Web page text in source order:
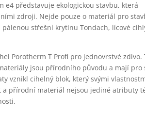
e4 představuje ekologickou stavbu, která
zdroji. Nejde pouze o materiál pro
střešní krytinu Tondach, lícové
Porotherm T Profi pro jednovrstvé zdivo.
jsou přírodního původu a mají pro
vznikl cihelný blok, který svými
a přírodní materiál nejsou jediné atributy